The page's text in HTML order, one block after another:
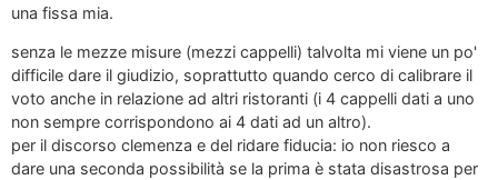
una fissa mia.
senza le mezze misure (mezzi cappelli) talvolta mi viene un po'
difficile dare il giudizio, soprattutto quando cerco di calibrare il
voto anche in relazione ad altri ristoranti (i 4 cappelli dati a uno
non sempre corrispondono ai 4 dati ad un altro).
per il discorso clemenza e del ridare fiducia: io non riesco a
dare una seconda possibilità se la prima è stata disastrosa per